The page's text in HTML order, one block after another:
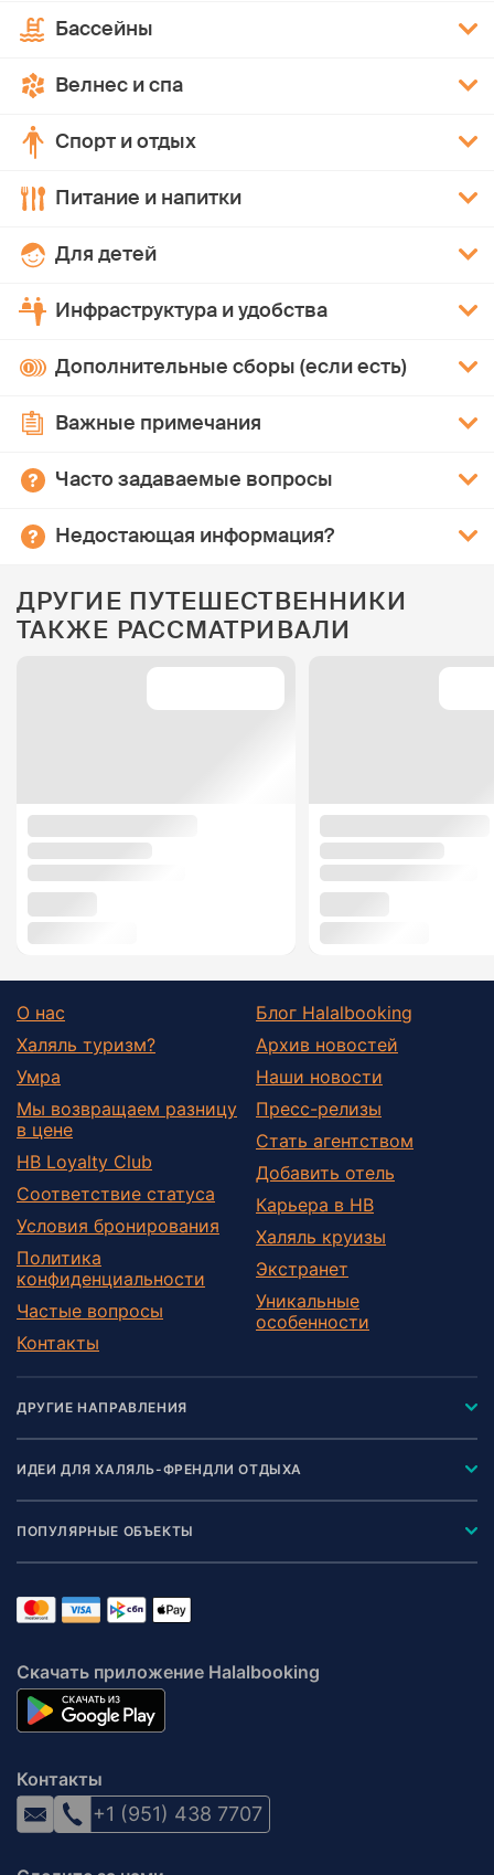
Бассейны
Велнес и спа
Спорт и отдых
Питание и напитки
Для детей
Инфраструктура и удобства
Дополнительные сборы (если есть)
Важные примечания
Часто задаваемые вопросы
Недостающая информация?
ДРУГИЕ ПУТЕШЕСТВЕННИКИ
ТАКЖЕ РАССМАТРИВАЛИ
О нас
Халяль туризм?
Умра
Мы возвращаем разницу
в цене
HB Loyalty Club
Соответствие статуса
Условия бронирования
Политика
конфиденциальности
Частые вопросы
Контакты
Блог Halalbooking
Архив новостей
Наши новости
Пресс-релизы
Стать агентством
Добавить отель
Карьера в HB
Халяль круизы
Экстранет
Уникальные
особенности
ДРУГИЕ НАПРАВЛЕНИЯ
ИДЕИ ДЛЯ ХАЛЯЛЬ-ФРЕНДЛИ ОТДЫХА
ПОПУЛЯРНЫЕ ОБЪЕКТЫ
Скачать приложение Halalbooking
Контакты
+1 (951) 438 7707